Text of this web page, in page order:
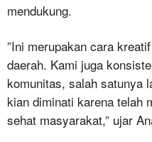
mendukung.
”Ini merupakan cara
daerah. Kami juga
komunitas, salah satunya
kian diminati karena telah
sehat masyarakat,” ujar